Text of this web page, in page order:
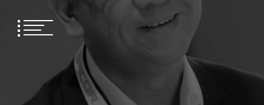
content